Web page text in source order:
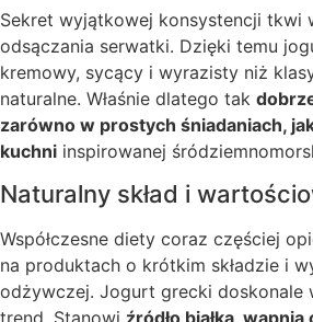
Sekret wyjątkowej konsystencji tkwi
odsączania serwatki. Dzięki temu
kremowy, sycący i wyrazisty niż
naturalne. Właśnie dlatego tak
zarówno w prostych śniadaniach,
kuchni inspirowanej
Naturalny skład i
Współczesne diety coraz częściej
na produktach o krótkim składzie i
odżywczej. Jogurt grecki doskonale